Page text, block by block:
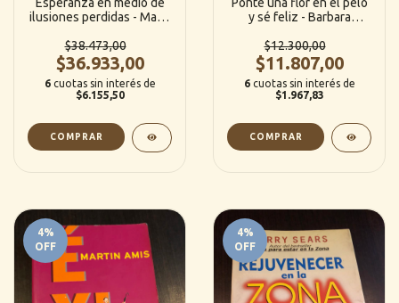
ilusiones perdidas - María
$38.473,00
$36.933,00
6 cuotas sin interés de
$6.155,50
y sé feliz - Barbara
$12.300,00
$11.807,00
6 cuotas sin interés de
$1.967,83
4%
OFF
4%
OFF